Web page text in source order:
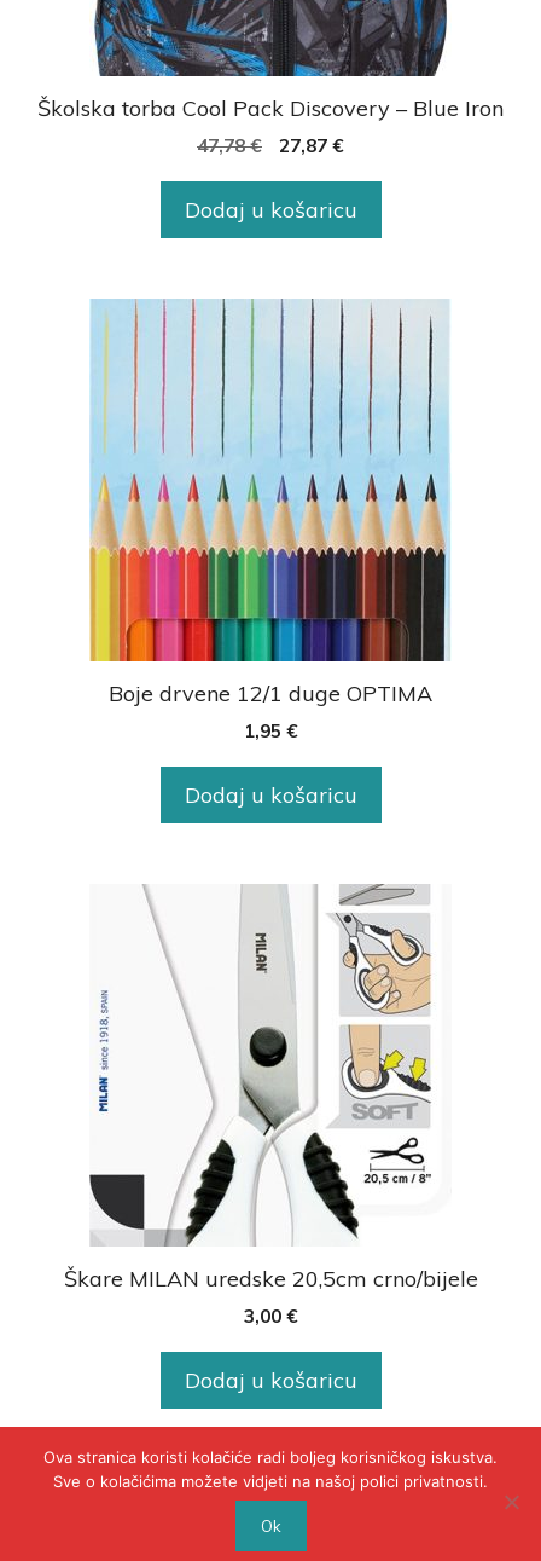
Školska torba Cool Pack Discovery – Blue Iron
47,78€ 27,87 €
Dodaj u košaricu
Boje drvene 12/1 duge OPTIMA
1,95 €
Dodaj u košaricu
Škare MILAN uredske 20,5cm crno/bijele
3,00 €
Dodaj u košaricu
© 2020 - POLICA PRIVATNOSTI
WEB BY INSERTIOWEB
Ova stranica koristi kolačiće radi boljeg korisničkog iskustva.
Sve o kolačićima možete vidjeti na našoj polici privatnosti.
Ok